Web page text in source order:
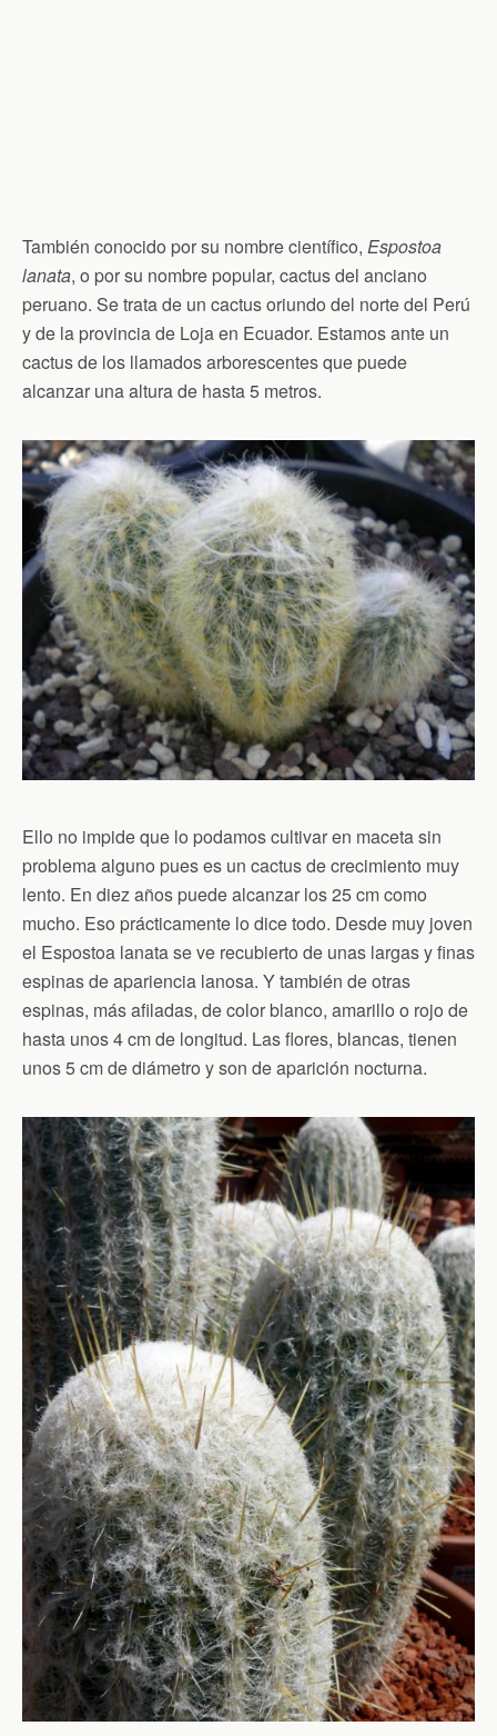
También conocido por su nombre científico, Espostoa
lanata, o por su nombre popular, cactus del anciano
peruano. Se trata de un cactus oriundo del norte del Perú
y de la provincia de Loja en Ecuador. Estamos ante un
cactus de los llamados arborescentes que puede
alcanzar una altura de hasta 5 metros.
Ello no impide que lo podamos cultivar en maceta sin
problema alguno pues es un cactus de crecimiento muy
lento. En diez años puede alcanzar los 25 cm como
mucho. Eso prácticamente lo dice todo. Desde muy joven
el Espostoa lanata se ve recubierto de unas largas y finas
espinas de apariencia lanosa. Y también de otras
espinas, más afiladas, de color blanco, amarillo o rojo de
hasta unos 4 cm de longitud. Las flores, blancas, tienen
unos 5 cm de diámetro y son de aparición nocturna.